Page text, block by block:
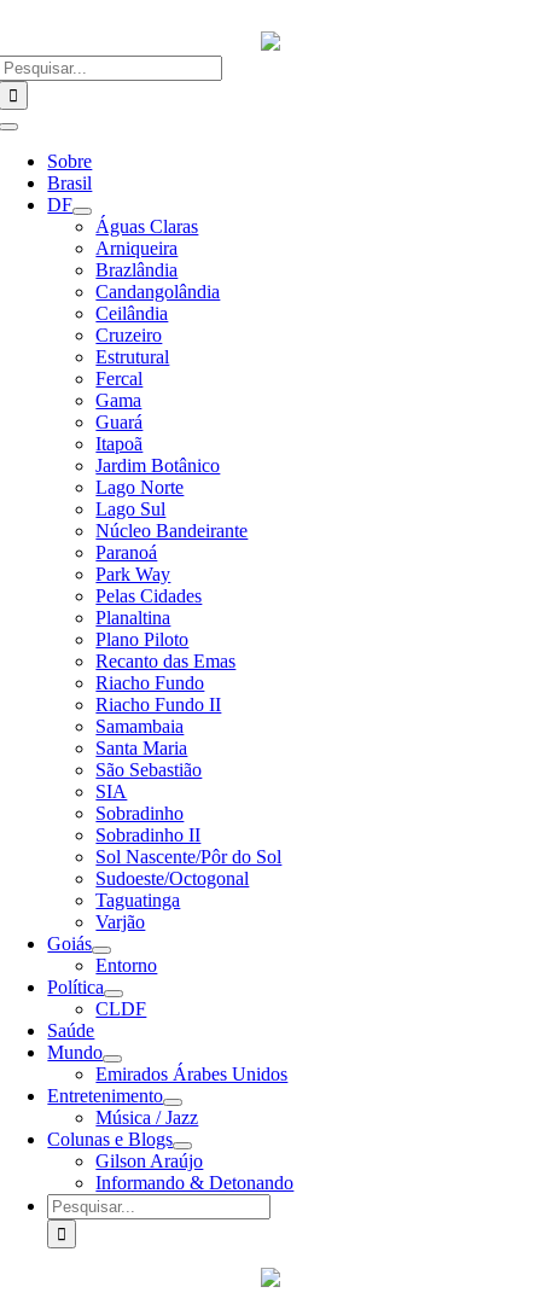
o
conteúdo
Alternar
Navegação
Sobre
Brasil
DF
Águas Claras
Arniqueira
Brazlândia
Candangolândia
Ceilândia
Cruzeiro
Estrutural
Fercal
Gama
Guará
Itapoã
Jardim Botânico
Lago Norte
Lago Sul
Núcleo Bandeirante
Paranoá
Park Way
Pelas Cidades
Planaltina
Plano Piloto
Recanto das Emas
Riacho Fundo
Riacho Fundo II
Samambaia
Santa Maria
São Sebastião
SIA
Sobradinho
Sobradinho II
Sol Nascente/Pôr do Sol
Sudoeste/Octogonal
Taguatinga
Varjão
Goiás
Entorno
Política
CLDF
Saúde
Mundo
Emirados Árabes Unidos
Entretenimento
Música / Jazz
Colunas e Blogs
Gilson Araújo
Informando & Detonando
Buscar
resultados
para: